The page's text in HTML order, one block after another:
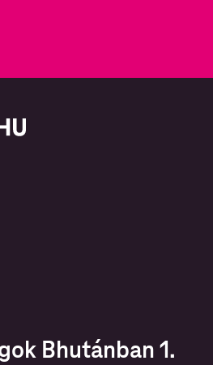
Bhutánban 1.